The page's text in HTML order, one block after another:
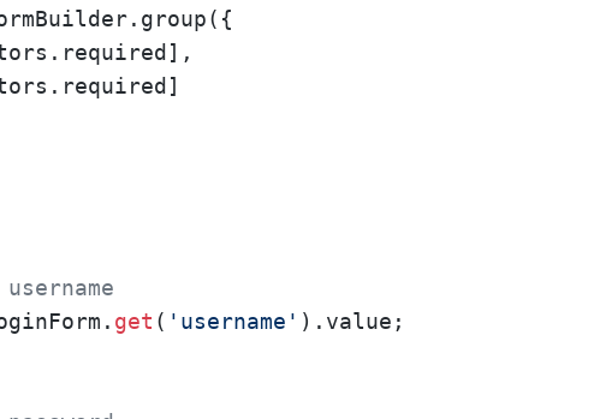
get ( 'username' ).value;